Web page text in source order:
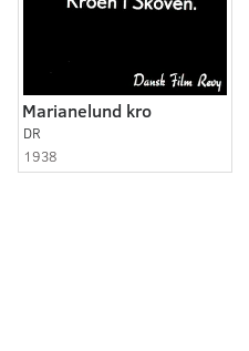
Marianelund kro
DR
1938